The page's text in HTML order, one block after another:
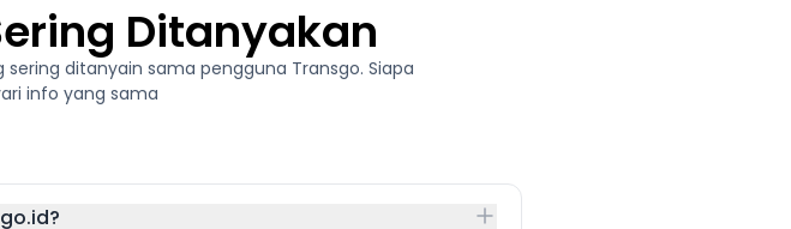
Ditanyakan
ditanyain sama pengguna Transgo. Siapa
info yang sama